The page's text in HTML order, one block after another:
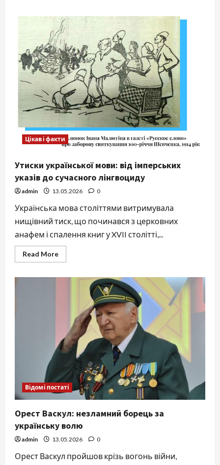
УНР:
історія,
види
та
колекціонування
Цікаві факти
Утиски української мови: від імперських
указів до сучасного лінгвоциду
admin 13.05.2026 0
Українська мова століттями витримувала
нищівний тиск, що починався з церковних
анафем і спалення книг у XVII столітті,...
Read MoreRead
more
української
імперських
сучасного
лінгвоциду
Відомі постаті
Орест Васкул: незламний борець за
українську волю
admin 13.05.2026 0
Орест Васкул пройшов крізь вогонь війни,